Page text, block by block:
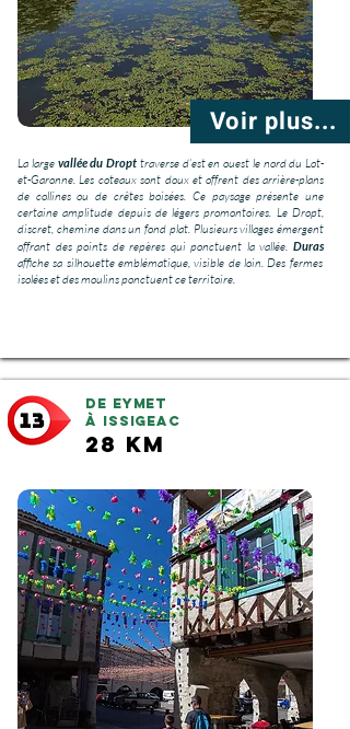
Voir plus...
La largevallée du Dropt traverse d’est en ouest le nord du Lot-
et-Garonne. Les coteaux sont doux et offrent des arrière-plans
de collines ou de crêtes boisées. Ce paysage présente une
certaine amplitude depuis de légers promontoires. Le Dropt,
discret, chemine dans un fond plat. Plusieurs villages émergent
offrant des points de repères qui ponctuent la vallée. Duras
affiche sa silhouette emblématique, visible de loin. Des fermes
isolées et des moulins ponctuent ce territoire.
De Eymet
à ISSIGEAC
28 km